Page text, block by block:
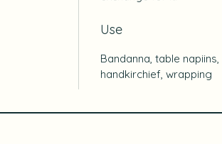
Use
Bandanna, table napiins,
handkirchief, wrapping